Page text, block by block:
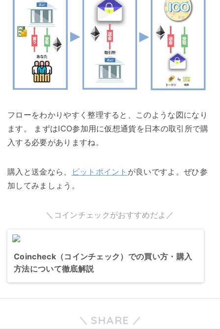
フローをわかりやすく整理すると、このような図になり
ます。 まずはICO参加用に仮想通貨を日本の取引所で購
入する必要がありますね。
購入と送金なら、 ビットポイント が良いですよ。ぜひ参
加してみましょう。
＼コインチェックがおすすめだよ／
Coincheck（コインチェック）での買い方・購入
方法について徹底解説
SHARE